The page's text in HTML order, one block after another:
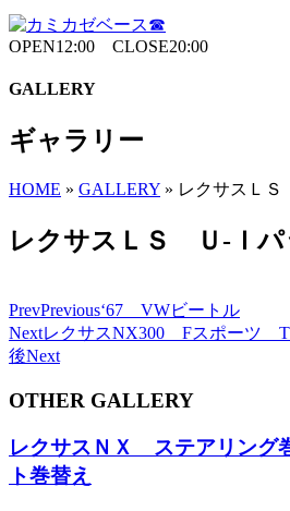
OPEN12:00 CLOSE20:00
GALLERY
ギャラリー
HOME » GALLERY » レクサスＬ
レクサスＬＳ Ｕ-Ｉパ
PrevPrevious‘67 VWビートル
NextレクサスNX300 Fスポーツ
後Next
OTHER GALLERY
レクサスＮＸ ステアリング
ト巻替え